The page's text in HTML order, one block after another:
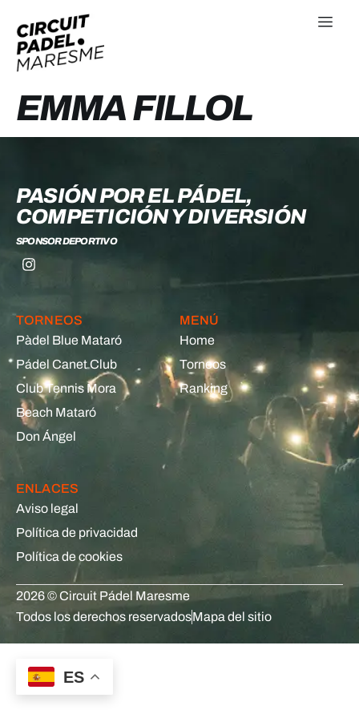
EMMA FILLOL
PASIÓN POR EL PÁDEL,
COMPETICIÓN Y DIVERSIÓN
SPONSOR DEPORTIVO
TORNEOS
Pàdel Blue Mataró
Pádel Canet Club
Club Tennis Mora
Beach Mataró
Don Ángel
MENÚ
Home
Torneos
Ranking
ENLACES
Aviso legal
Política de privacidad
Política de cookies
2026 © Circuit Pádel Maresme
Todos los derechos reservadosMapa del sitio
ES